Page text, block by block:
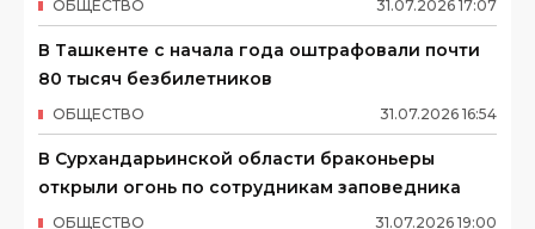
31.07.2026 17:07
ОБЩЕСТВО
В Ташкенте с начала года оштрафовали почти
80 тысяч безбилетников
31.07.2026 16:54
ОБЩЕСТВО
В Сурхандарьинской области браконьеры
открыли огонь по сотрудникам заповедника
31.07.2026 19:00
ОБЩЕСТВО